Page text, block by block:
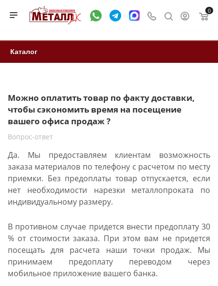
0
Каталог
Можно оплатить товар по факту доставки,
чтобы сэкономить время на посещение
вашего офиса продаж ?
Вопрос-ответ
Да. Мы предоставляем клиентам возможность
заказа материалов по телефону с расчетом по месту
приемки. Без предоплаты товар отпускается, если
нет необходимости нарезки металлопроката по
индивидуальному размеру.
В противном случае придется внести предоплату 30
% от стоимости заказа. При этом вам не придется
посещать для расчета наши точки продаж. Мы
принимаем предоплату переводом через
мобильное приложение вашего банка.